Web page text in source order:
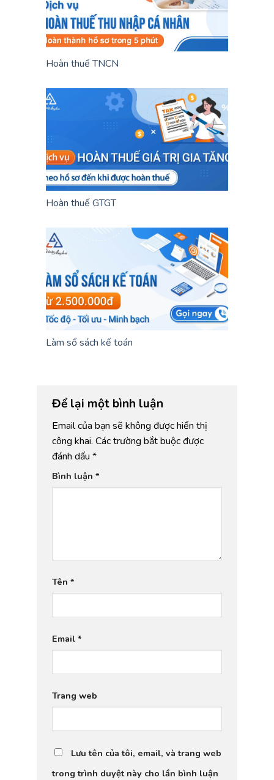
Hoàn thuế TNCN
Hoàn thuế GTGT
Làm sổ sách kế toán
Để lại một bình luận
Email của bạn sẽ không được hiển thị
công khai. Các trường bắt buộc được
đánh dấu *
Bình luận *
Tên *
Email *
Trang web
Lưu tên của tôi, email, và trang web
trong trình duyệt này cho lần bình luận